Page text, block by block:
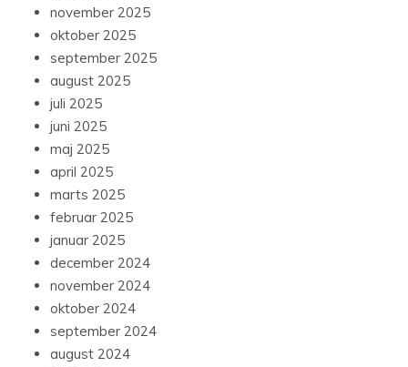
november 2025
oktober 2025
september 2025
august 2025
juli 2025
juni 2025
maj 2025
april 2025
marts 2025
februar 2025
januar 2025
december 2024
november 2024
oktober 2024
september 2024
august 2024